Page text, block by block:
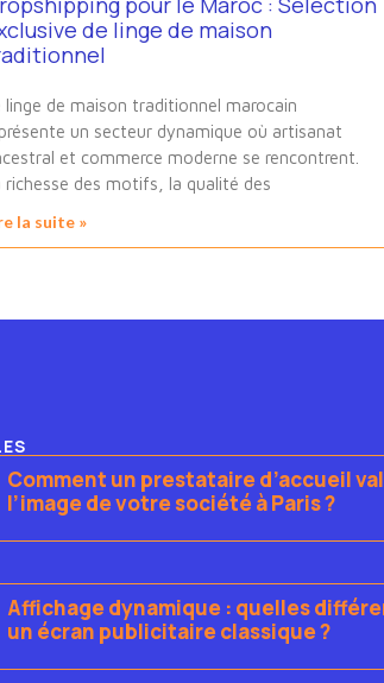
de linge de maison
linge de maison traditionnel marocain
un secteur dynamique où artisanat
et commerce moderne se rencontrent.
richesse des motifs, la qualité des
la suite »
Comment un prestataire d’accueil
l’image de votre société à Paris ?
Affichage dynamique : quelles
un écran publicitaire classique ?